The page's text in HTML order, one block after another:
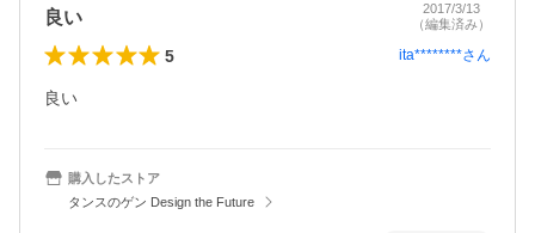
良い
2017/3/13
（編集済み）
5 ita********さん
良い
購入したストア
タンスのゲン Design the Future